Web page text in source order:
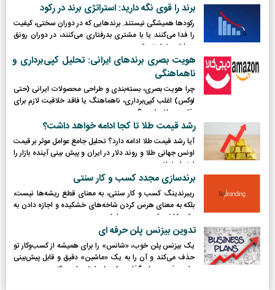
برند را قوی نگه دارید: استراتژی برند در رکود
رکودها همیشگی نیستند. برندهایی که در دوران سختی، کیفیت
را فدا می‌کنند یا با مشتری بدرفتاری می‌کنند، در دوران رونق
مجازات خواهند شد.
هویت بصری برندهای ایرانی: تحلیل کپی‌برداری و
ناهماهنگی
چرا هویت بصری، بسته‌بندی و طراحی محصولات ایرانی (حتی
لوکس) اغلب کپی‌برداری، ناهماهنگ یا فاقد خلاقیت لازم برای
رقابت جهانی است؟
رشد قیمت طلا تا کجا ادامه خواهد داشت؟
آیا رشد قیمت طلا ادامه دارد؟ تحلیل جامع عوامل موثر بر قیمت
اونس جهانی طلا و روند دلار در ایران و پیش بینی آینده بازار را
اینجا بخوانید.
برندسازی مجدد کسب و کار سنتی
ریبرندینگ کسب و کار سنتی، به معنای قطع ریشه‌ها نیست،
بلکه به معنای هرس کردن شاخه‌های خشکیده و اجازه دادن به
رشد شاخه‌های جدید و پربار است.
تدوین بیزنس پلن حرفه ای
یک بیزنس پلن خوب، «شانس» را برای همیشه از کسب‌وکار تو
حذف می‌کند و آن را به یک «ماشین» دقیق و قابل پیش‌بینی
برای جذب سرمایه‌گذار و رشد پایدار تبدیل می‌کند.